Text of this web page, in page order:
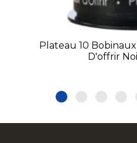
Plateau 10
D'offrir